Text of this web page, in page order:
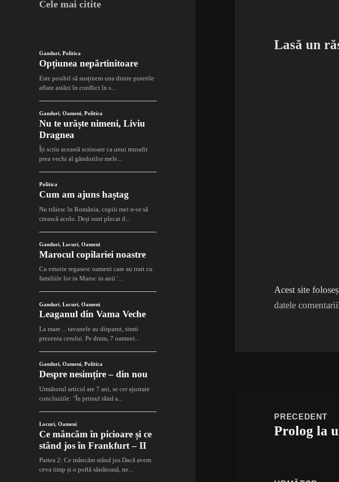
Cele mai citite
Ganduri,Politica
Opțiunea nepărtinitoare
Este posibil să susținem una dintre puterile
aflate astăzi în conflict în s...
Ganduri,Oameni,Politica
Nu te urăște nimeni, Liviu
Dragnea
Îți scriu această scrisoare ca unui musafir
prea vechi al gândurilor mele...
Politica
Cum am ajuns haștag
Nu trăiesc în România, copiii mei n-or să
crească acolo. Deși sunt plecat d...
Ganduri,Locuri,Oameni
Marocul copilariei noastre
Cu emotie regasesc oameni care au trait cu
familiile lor in Maroc in anii '...
Ganduri,Locuri,Oameni
Leaganul din Vama Veche
La mare ... tavanele au disparut, simti
prezenta cerului. Pe drum, 7 oamnei...
Ganduri,Oameni,Politica
Despre nesimțire – din nou
Următorul articol are 7 ani, se cer ajustate
concluziile: "În primul rând a...
Locuri,Oameni
Ce mâncăm în picioare și ce
stând jos în Frankfurt – II
Partea 2: Ce mâncăm stând jos Dacă avem
ceva timp și o poftă sănătoasă, ne...
Lasă un
Acest site
datele
PRECEDENT
Articolul
Prolog la